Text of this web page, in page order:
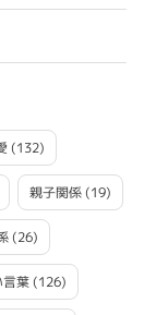
(132)
親子関係(19)
(26)
葉(126)